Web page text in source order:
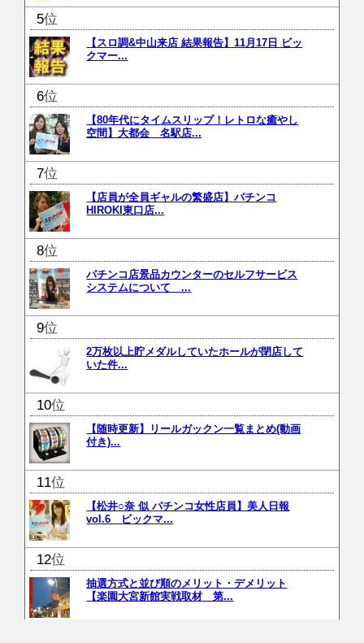
位
【スロ調&中山来店 結果報告】11月17日 ビッ
クマー...
位
【80年代にタイムスリップ！レトロな癒やし
空間】大都会 名駅店...
位
【店員が全員ギャルの繁盛店】パチンコ
HIROKI東口店...
位
パチンコ店景品カウンターのセルフサービス
システムについて ...
位
2万枚以上貯メダルしていたホールが閉店して
いた件...
位
【随時更新】リールガックン一覧まとめ(動画
付き)...
位
【松井○奈 似 パチンコ女性店員】美人日報
vol.6 ビックマ...
位
抽選方式と並び順のメリット・デメリット
【楽園大宮新館実戦取材 第...